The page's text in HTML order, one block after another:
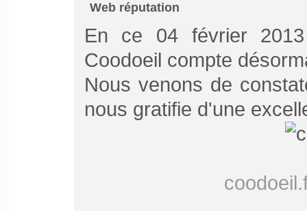
Web réputation
En ce 04 février
Coodoeil compte
Nous venons de
nous gratifie d'une